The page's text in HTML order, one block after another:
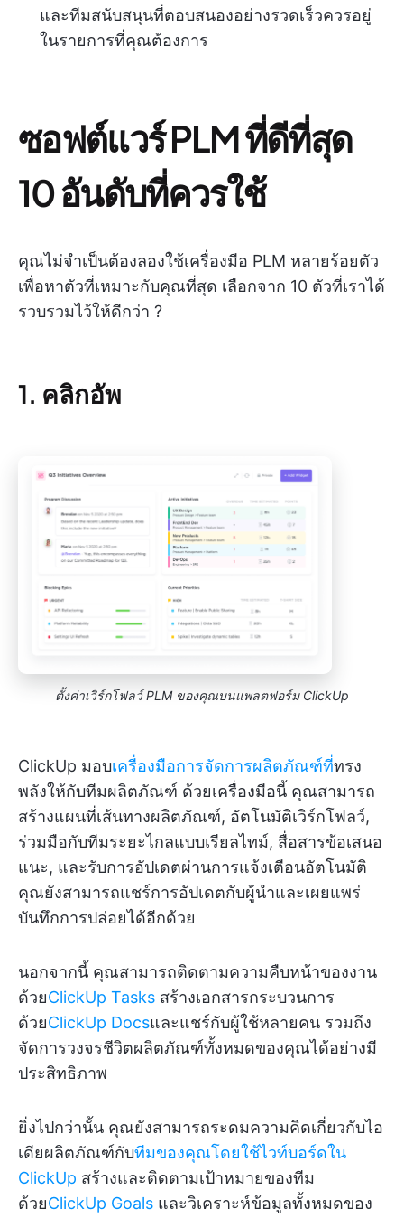
และทีมสนับสนุนที่ตอบสนองอย่างรวดเร็วควรอยู่
ในรายการที่คุณต้องการ
ซอฟต์แวร์ PLM ที่ดีที่สุด
10 อันดับที่ควรใช้
คุณไม่จำเป็นต้องลองใช้เครื่องมือ PLM หลายร้อยตัว
เพื่อหาตัวที่เหมาะกับคุณที่สุด เลือกจาก 10 ตัวที่เราได้
รวบรวมไว้ให้ดีกว่า ?
1. คลิกอัพ
ตั้งค่าเวิร์กโฟลว์ PLM ของคุณบนแพลตฟอร์ม ClickUp
ClickUp มอบเครื่องมือการจัดการผลิตภัณฑ์ที่ทรง
พลังให้กับทีมผลิตภัณฑ์ ด้วยเครื่องมือนี้ คุณสามารถ
สร้างแผนที่เส้นทางผลิตภัณฑ์, อัตโนมัติเวิร์กโฟลว์,
ร่วมมือกับทีมระยะไกลแบบเรียลไทม์, สื่อสารข้อเสนอ
แนะ, และรับการอัปเดตผ่านการแจ้งเตือนอัตโนมัติ
คุณยังสามารถแชร์การอัปเดตกับผู้นำและเผยแพร่
บันทึกการปล่อยได้อีกด้วย
นอกจากนี้ คุณสามารถติดตามความคืบหน้าของงาน
ด้วยClickUp Tasks สร้างเอกสารกระบวนการ
ด้วยClickUp Docsและแชร์กับผู้ใช้หลายคน รวมถึง
จัดการวงจรชีวิตผลิตภัณฑ์ทั้งหมดของคุณได้อย่างมี
ประสิทธิภาพ
ยิ่งไปกว่านั้น คุณยังสามารถระดมความคิดเกี่ยวกับไอ
เดียผลิตภัณฑ์กับทีมของคุณโดยใช้ไวท์บอร์ดใน
ClickUp สร้างและติดตามเป้าหมายของทีม
ด้วยClickUp Goals และวิเคราะห์ข้อมูลทั้งหมดของ